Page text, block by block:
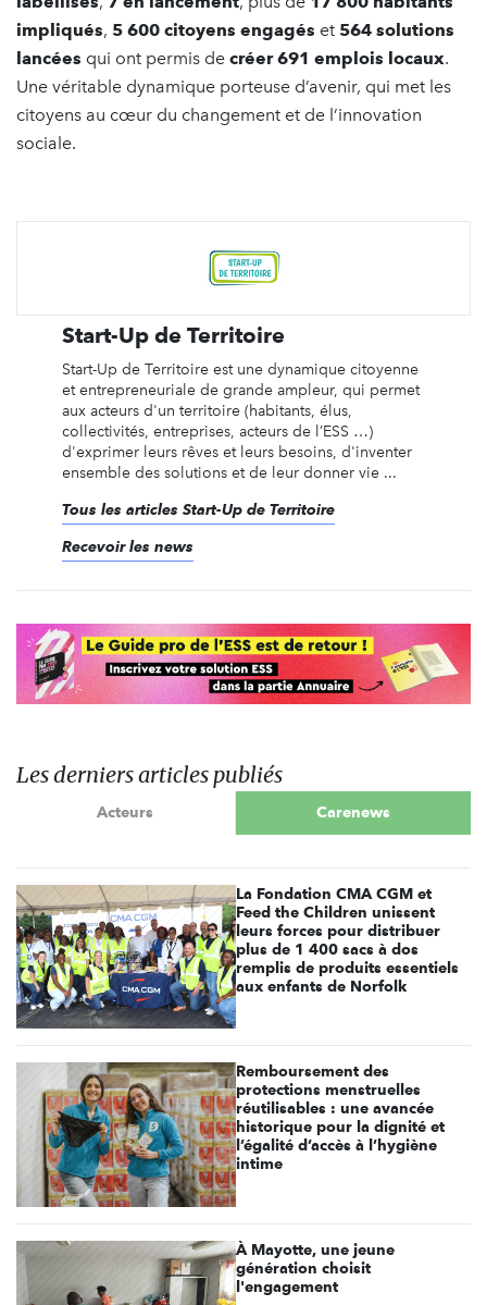
impliqués, 5 600 citoyens engagés et 564 solutions
lancées qui ont permis de créer 691 emplois locaux.
Une véritable dynamique porteuse d’avenir, qui met les
citoyens au cœur du changement et de l’innovation
sociale.
Start-Up de Territoire
Start-Up de Territoire est une dynamique citoyenne
et entrepreneuriale de grande ampleur, qui permet
aux acteurs d'un territoire (habitants, élus,
collectivités, entreprises, acteurs de l’ESS …)
d'exprimer leurs rêves et leurs besoins, d'inventer
ensemble des solutions et de leur donner vie ...
Tous les articles Start-Up de Territoire
Recevoir les news
Les derniers articles publiés
Acteurs Carenews
La Fondation CMA CGM et
Feed the Children unissent
leurs forces pour distribuer
plus de 1 400 sacs à dos
remplis de produits essentiels
aux enfants de Norfolk
Remboursement des
protections menstruelles
réutilisables : une avancée
historique pour la dignité et
l’égalité d’accès à l’hygiène
intime
À Mayotte, une jeune
génération choisit
l'engagement